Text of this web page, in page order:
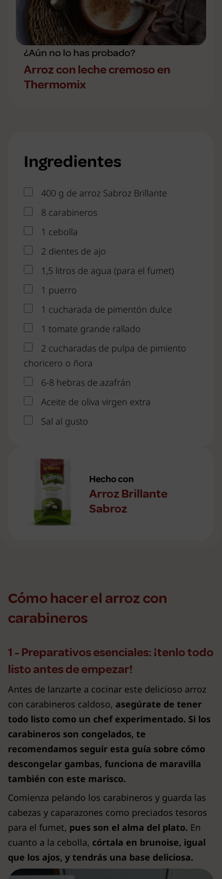
¿Aún no lo has probado?
Arroz con leche cremoso en
Thermomix
Ingredientes
400 g de arroz Sabroz Brillante
8 carabineros
1 cebolla
2 dientes de ajo
1,5 litros de agua (para el fumet)
1 puerro
1 cucharada de pimentón dulce
1 tomate grande rallado
2 cucharadas de pulpa de pimiento
choricero o ñora
6-8 hebras de azafrán
Aceite de oliva virgen extra
Sal al gusto
Hecho con
Arroz Brillante
Sabroz
Cómo hacer el arroz con
carabineros
1 - Preparativos esenciales: ¡tenlo todo
listo antes de empezar!
Antes de lanzarte a cocinar este delicioso arroz
con carabineros caldoso, asegúrate de tener
todo listo como un chef experimentado. Si los
carabineros son congelados, te
recomendamos seguir esta guía sobre cómo
descongelar gambas, funciona de maravilla
también con este marisco.
Comienza pelando los carabineros y guarda las
cabezas y caparazones como preciados tesoros
para el fumet, pues son el alma del plato. En
cuanto a la cebolla, córtala en brunoise, igual
que los ajos, y tendrás una base deliciosa.